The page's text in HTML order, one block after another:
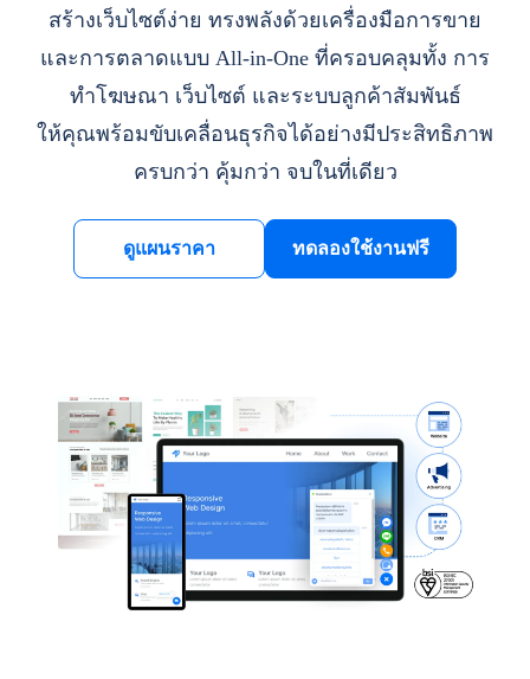
สร้างเว็บไซต์ง่าย ทรงพลังด้วยเครื่องมือการขาย
และการตลาดแบบ All-in-One ที่ครอบคลุมทั้ง การ
ทำโฆษณา เว็บไซต์ และระบบลูกค้าสัมพันธ์
ให้คุณพร้อมขับเคลื่อนธุรกิจได้อย่างมีประสิทธิภาพ
ครบกว่า คุ้มกว่า จบในที่เดียว
ดูแผนราคา ทดลองใช้งานฟรี